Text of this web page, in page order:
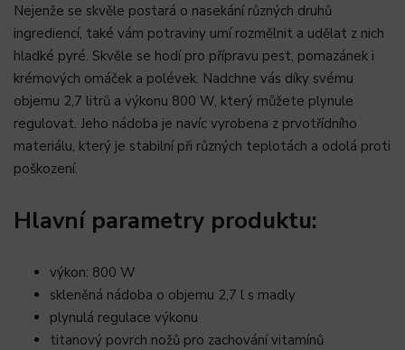
Nejenže se skvěle postará o nasekání různých druhů
ingrediencí, také vám potraviny umí rozmělnit a udělat z nich
hladké pyré. Skvěle se hodí pro přípravu pest, pomazánek i
krémových omáček a polévek. Nadchne vás díky svému
objemu 2,7 litrů a výkonu 800 W, který můžete plynule
regulovat. Jeho nádoba je navíc vyrobena z prvotřídního
materiálu, který je stabilní při různých teplotách a odolá proti
poškození.
Hlavní parametry produktu:
výkon: 800 W
skleněná nádoba o objemu 2,7 l s madly
plynulá regulace výkonu
titanový povrch nožů pro zachování vitamínů